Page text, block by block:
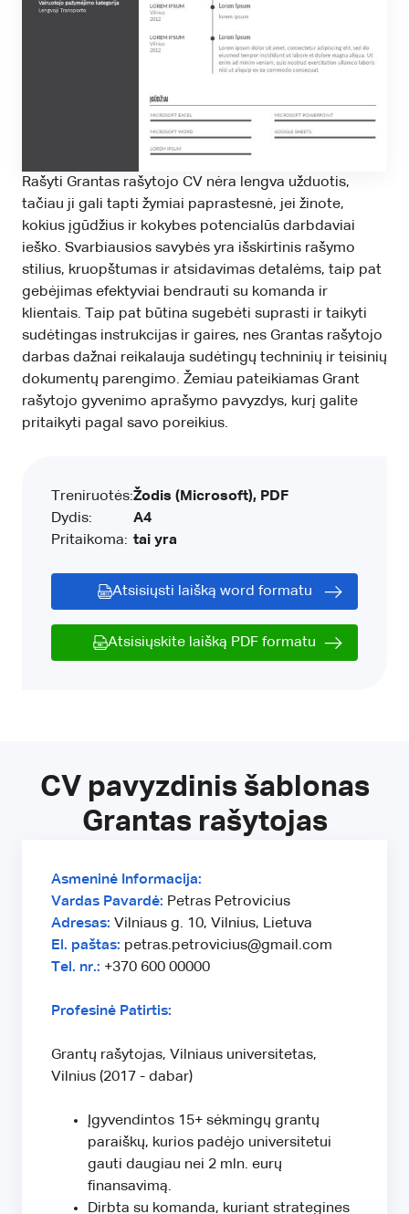
Rašyti Grantas rašytojo CV nėra lengva užduotis,
tačiau ji gali tapti žymiai paprastesnė, jei žinote,
kokius įgūdžius ir kokybes potencialūs darbdaviai
ieško. Svarbiausios savybės yra išskirtinis rašymo
stilius, kruopštumas ir atsidavimas detalėms, taip pat
gebėjimas efektyviai bendrauti su komanda ir
klientais. Taip pat būtina sugebėti suprasti ir taikyti
sudėtingas instrukcijas ir gaires, nes Grantas rašytojo
darbas dažnai reikalauja sudėtingų techninių ir teisinių
dokumentų parengimo. Žemiau pateikiamas Grant
rašytojo gyvenimo aprašymo pavyzdys, kurį galite
pritaikyti pagal savo poreikius.
Treniruotės:
Dydis:
Pritaikoma:
Žodis (Microsoft), PDF
A4
tai yra
Atsisiųsti laišką word formatu
Atsisiųskite laišką PDF formatu
CV pavyzdinis šablonas
Grantas rašytojas
Asmeninė Informacija:
Vardas Pavardė: Petras Petrovicius
Adresas: Vilniaus g. 10, Vilnius, Lietuva
El. paštas: petras.petrovicius@gmail.com
Tel. nr.: +370 600 00000
Profesinė Patirtis:
Grantų rašytojas, Vilniaus universitetas,
Vilnius (2017 - dabar)
Įgyvendintos 15+ sėkmingų grantų
paraiškų, kurios padėjo universitetui
gauti daugiau nei 2 mln. eurų
finansavimą.
Dirbta su komanda, kuriant strategines